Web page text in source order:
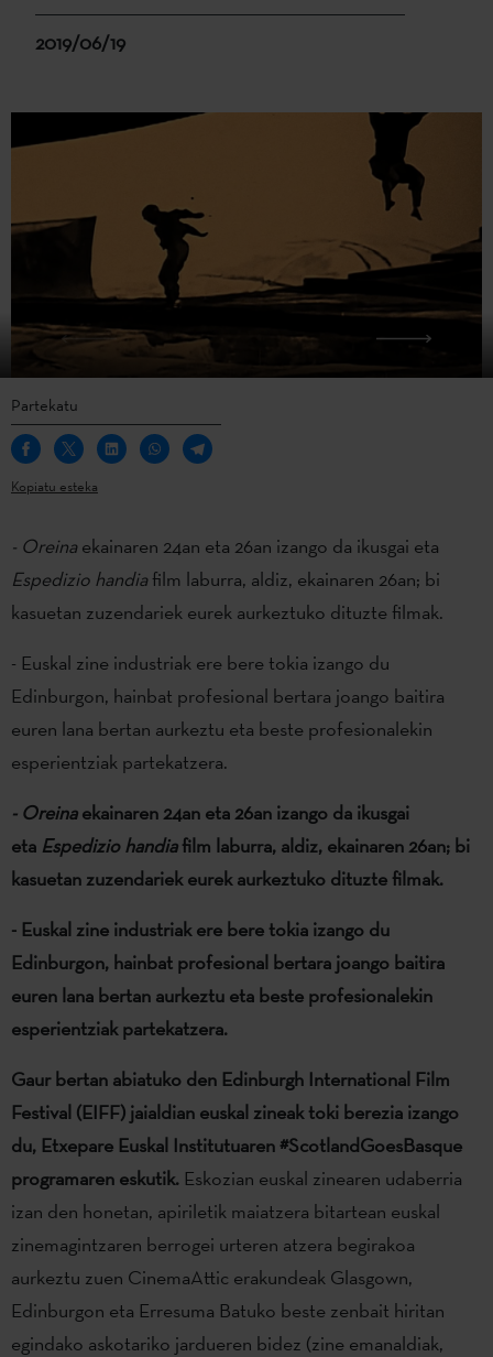
2019/06/19
Partekatu
Kopiatu esteka
- Oreinaekainaren 24an eta 26an izango da ikusgai eta
Espedizio handiafilm laburra, aldiz, ekainaren 26an; bi
kasuetan zuzendariek eurek aurkeztuko dituzte filmak.
- Euskal zine industriak ere bere tokia izango du
Edinburgon, hainbat profesional bertara joango baitira
euren lana bertan aurkeztu eta beste profesionalekin
esperientziak partekatzera.
- Oreinaekainaren 24an eta 26an izango da ikusgai
eta Espedizio handiafilm laburra, aldiz, ekainaren 26an; bi
kasuetan zuzendariek eurek aurkeztuko dituzte filmak.
- Euskal zine industriak ere bere tokia izango du
Edinburgon, hainbat profesional bertara joango baitira
euren lana bertan aurkeztu eta beste profesionalekin
esperientziak partekatzera.
Gaur bertan abiatuko den Edinburgh International Film
Festival (EIFF) jaialdian euskal zineak toki berezia izango
du, Etxepare Euskal Institutuaren #ScotlandGoesBasque
programaren eskutik. Eskozian euskal zinearen udaberria
izan den honetan, apiriletik maiatzera bitartean euskal
zinemagintzaren berrogei urteren atzera begirakoa
aurkeztu zuen CinemaAttic erakundeak Glasgown,
Edinburgon eta Erresuma Batuko beste zenbait hiritan
egindako askotariko jardueren bidez (zine emanaldiak,